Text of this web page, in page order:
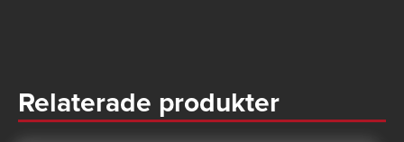
Relaterade produkter